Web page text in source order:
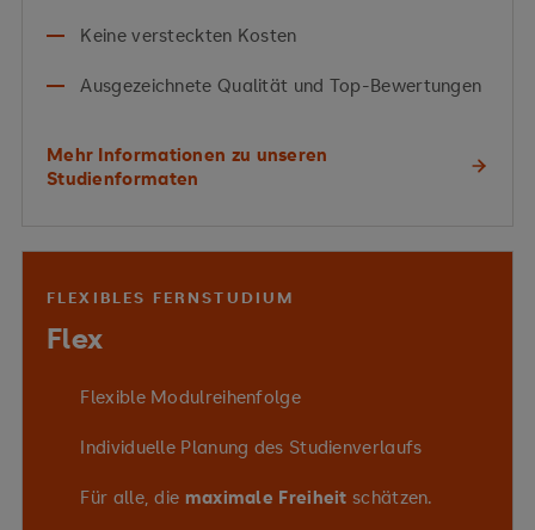
Rehabilitationszentren, Hospize
Menschen mit sozialen Problemen–
Wohnungslosenhilfe, Flüchtlingssozialarbeit
Keine versteckten Kosten
Ausgezeichnete Qualität und Top-Bewertungen
Mehr Informationen zu unseren
Studienformaten
FLEXIBLES FERNSTUDIUM
Flex
Flexible Modulreihenfolge
Individuelle Planung des Studienverlaufs
Für alle, die maximale Freiheit schätzen.